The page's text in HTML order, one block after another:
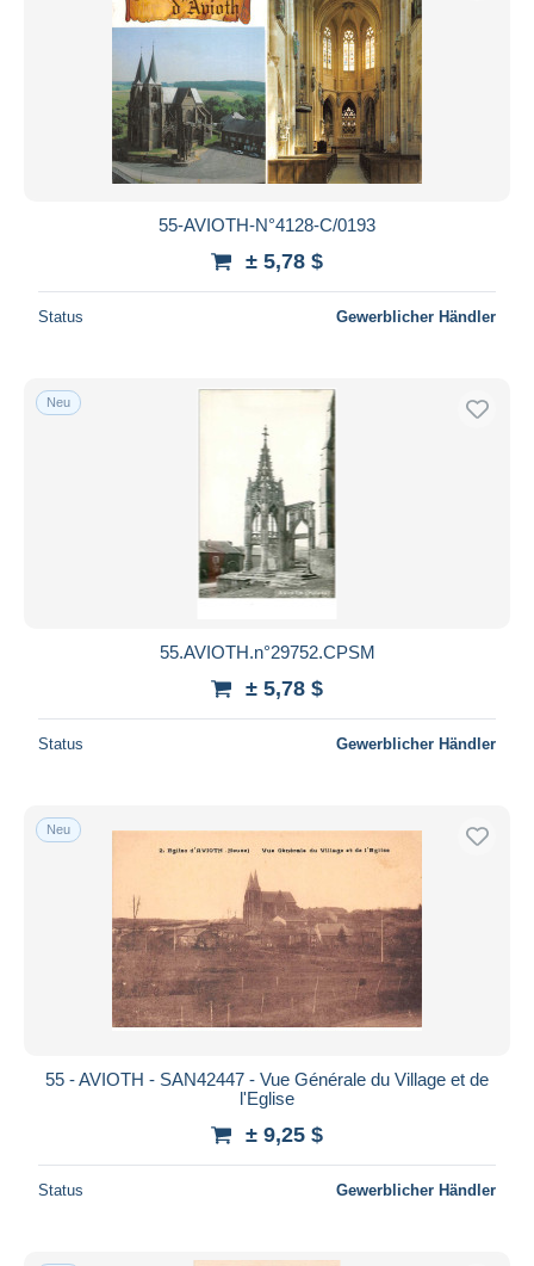
55-AVIOTH-N°4128-C/0193
± 5,78 $
Status Gewerblicher Händler
Neu
55.AVIOTH.n°29752.CPSM
± 5,78 $
Status Gewerblicher Händler
Neu
55 - AVIOTH - SAN42447 - Vue Générale du Village et de
l'Eglise
± 9,25 $
Status Gewerblicher Händler